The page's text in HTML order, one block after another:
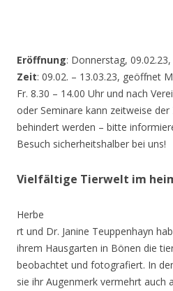
Eröffnung: Donnerstag,
Zeit: 09.02. – 13.03.23, geöffnet
Fr. 8.30 – 14.00 Uhr und nach
oder Seminare kann zeitweise
behindert werden – bitte
Besuch sicherheitshalber bei uns!
Vielfältige Tierwelt im
Herbe
rt und Dr. Janine Teuppenhayn
ihrem Hausgarten in Bönen die
beobachtet und fotografiert. In
sie ihr Augenmerk vermehrt auch